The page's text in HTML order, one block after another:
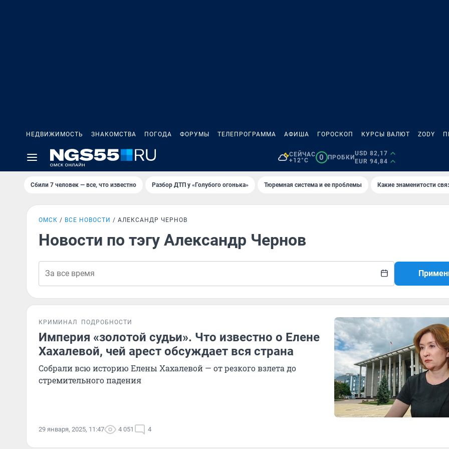
НЕДВИЖИМОСТЬ ЗНАКОМСТВА ПОГОДА ФОРУМЫ ТЕЛЕПРОГРАММА АФИША ГОРОСКОП КУРСЫ ВАЛЮТ ZODY
СЕЙЧАС
+12°C
0 ПРОБКИ
USD 82,17
EUR 94,84
Сбили 7 человек — все, что известно Разбор ДТП у «Голубого огонька» Тюремная система и ее проблемы Какие знаменитости
ОМСК ВСЕ НОВОСТИ АЛЕКСАНДР ЧЕРНОВ
Новости по тэгу Александр Чернов
КРИМИНАЛ ПОДРОБНОСТИ
Империя «золотой судьи». Что известно о Елене
Хахалевой, чей арест обсуждает вся страна
Собрали всю историю Елены Хахалевой — от резкого взлета до
стремительного падения
29 января, 2025, 11:47 4 051 4